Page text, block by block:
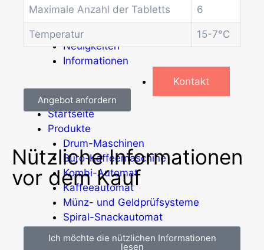
Blog
Aktionen
Neuigkeiten
Informationen
Kontakt
Startseite
Produkte
Drum-Maschinen
Büro-Kaffeemaschine
Kombi-Automat
Kaffeeautomat
Münz- und Geldprüfsysteme
Spiral-Snackautomat
Getränkeautomat
Wasserspender
Maximale Anzahl der Tabletts 6
Temperatur 15-7°C
Angebot anfordern
Nützliche Informationen
vor dem Kauf
Ich möchte die nützlichen Informationen
lesen